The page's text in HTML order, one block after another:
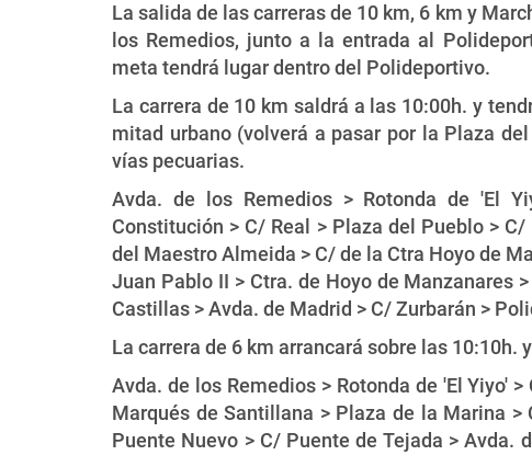
La salida de las carreras de 10 km, 6 km y
los Remedios, junto a la entrada al
meta tendrá lugar dentro del Polideportivo.
La carrera de 10 km saldrá a las 10:00h. y
mitad urbano (volverá a pasar por la Plaza
vías pecuarias.
Avda. de los Remedios > Rotonda de 'El
Constitución > C/ Real > Plaza del Pueblo >
del Maestro Almeida > C/ de la Ctra Hoyo de
Juan Pablo II > Ctra. de Hoyo de Manzanares
Castillas > Avda. de Madrid > C/ Zurbarán >
La carrera de 6 km arrancará sobre las
Avda. de los Remedios > Rotonda de 'El Yiyo'
Marqués de Santillana > Plaza de la Marina
Puente Nuevo > C/ Puente de Tejada > Avda.